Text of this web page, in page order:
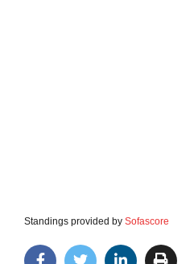
Standings provided by Sofascore